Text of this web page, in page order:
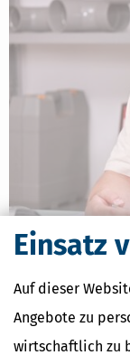
Einsatz
Auf dieser
Angebote zu
wirtschaftlich zu
E-Rechnung
wissen
22.06.2026, 06:10
Unternehmern
entfernt, ein